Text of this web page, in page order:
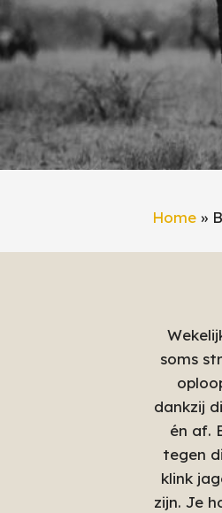
Home »
soms
dankzij
én af.
tegen
klink
zijn. Je